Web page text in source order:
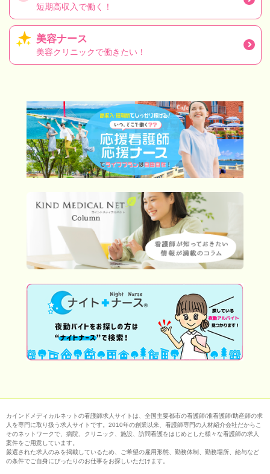
短期高収入で働く！
美容ナース
美容クリニックで働きたい！
カインドメディカルネットの看護師求人サイトは、全国主要都市の看護師/准看護師/助産師の求
人を専門に取り扱う求人サイトです。2010年の創業以来、看護師専門の人材紹介会社だからこ
そのネットワークで、病院、クリニック、施設、訪問看護をはじめとした様々な看護師の求人
案件をご用意しています。
厳選された求人のみを掲載しているため、ご希望の雇用形態、勤務体制、勤務場所、給与など
の条件でご自身にぴったりのお仕事をお探しいただけます。